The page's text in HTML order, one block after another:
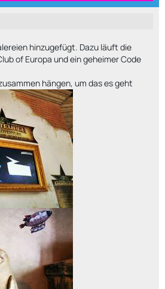
hinzugefügt. Dazu läuft die
of Europa und ein geheimer Code
hängen, um das es geht